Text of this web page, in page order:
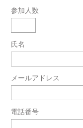
参加人数
氏名
メールアドレス
電話番号